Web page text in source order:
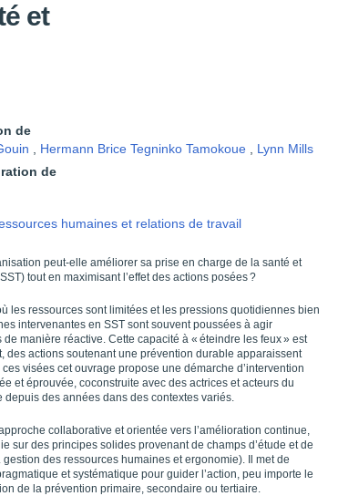
et
de
Hermann Brice Tegninko Tamokoue
Lynn Mills
de
humaines et relations de travail
peut-elle améliorer sa prise en charge de la santé et
tout en maximisant l’effet des actions posées ?
les ressources sont limitées et les pressions quotidiennes bien
intervenantes en SST sont souvent poussées à agir
manière réactive. Cette capacité à « éteindre les feux » est
des actions soutenant une prévention durable apparaissent
visées cet ouvrage propose une démarche d’intervention
et éprouvée, coconstruite avec des actrices et acteurs du
depuis des années dans des contextes variés.
collaborative et orientée vers l’amélioration continue,
sur des principes solides provenant de champs d’étude et de
des ressources humaines et ergonomie). Il met de
et systématique pour guider l’action, peu importe le
de la prévention primaire, secondaire ou tertiaire.